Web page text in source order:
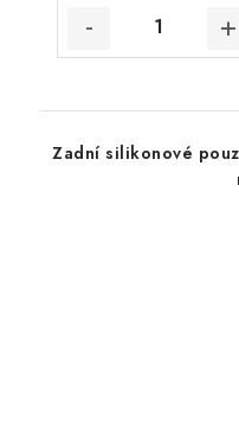
Zadní silikonové